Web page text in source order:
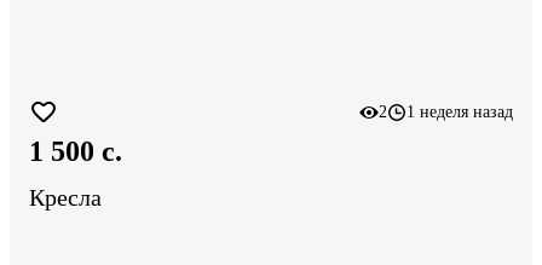
2 1 неделя назад
1 500 c.
Кресла